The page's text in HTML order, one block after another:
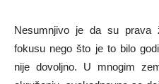
Nesumnjivo je da su prava
fokusu nego što je to bilo
nije dovoljno. U mnogim